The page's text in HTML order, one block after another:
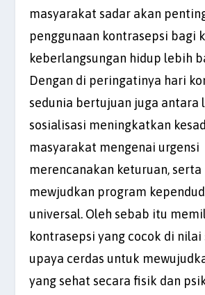
masyarakat sadar akan
penggunaan kontrasepsi bagi
keberlangsungan hidup lebih
Dengan di peringatinya hari
sedunia bertujuan juga antara
sosialisasi meningkatkan
masyarakat mengenai urgensi
merencanakan keturuan,
mewjudkan program
universal. Oleh sebab itu
kontrasepsi yang cocok di nilai
upaya cerdas untuk
yang sehat secara fisik dan